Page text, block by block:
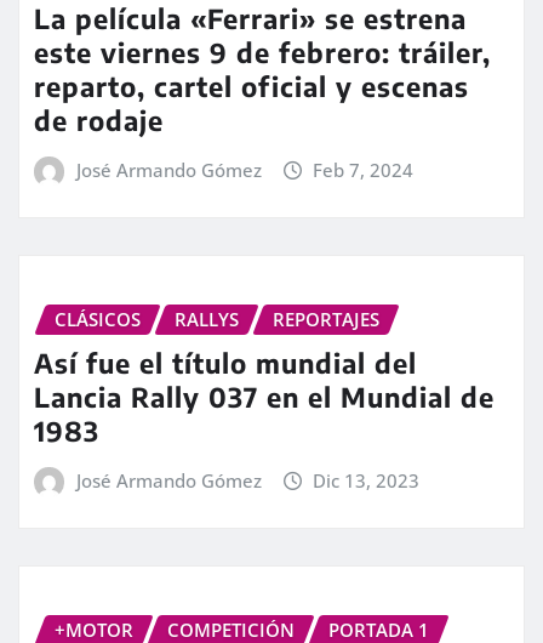
La película «Ferrari» se estrena
este viernes 9 de febrero: tráiler,
reparto, cartel oficial y escenas
de rodaje
José Armando Gómez Feb 7, 2024
CLÁSICOS RALLYS REPORTAJES
Así fue el título mundial del
Lancia Rally 037 en el Mundial de
1983
José Armando Gómez Dic 13, 2023
+MOTOR COMPETICIÓN
PORTADA 1